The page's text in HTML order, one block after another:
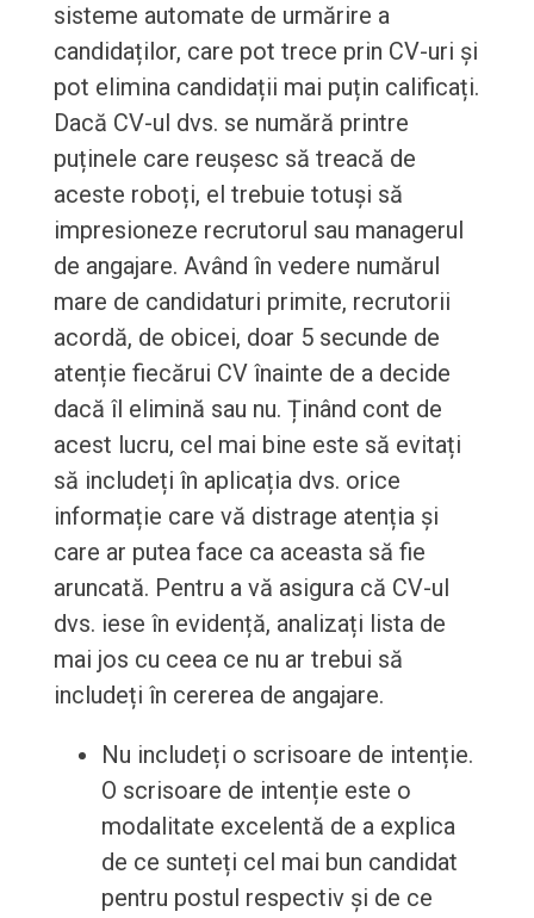
sisteme automate de urmărire a
candidaților, care pot trece prin CV-uri și
pot elimina candidații mai puțin calificați.
Dacă CV-ul dvs. se numără printre
puținele care reușesc să treacă de
aceste roboți, el trebuie totuși să
impresioneze recrutorul sau managerul
de angajare. Având în vedere numărul
mare de candidaturi primite, recrutorii
acordă, de obicei, doar 5 secunde de
atenție fiecărui CV înainte de a decide
dacă îl elimină sau nu. Ținând cont de
acest lucru, cel mai bine este să evitați
să includeți în aplicația dvs. orice
informație care vă distrage atenția și
care ar putea face ca aceasta să fie
aruncată. Pentru a vă asigura că CV-ul
dvs. iese în evidență, analizați lista de
mai jos cu ceea ce nu ar trebui să
includeți în cererea de angajare.
Nu includeți o scrisoare de intenție.
O scrisoare de intenție este o
modalitate excelentă de a explica
de ce sunteți cel mai bun candidat
pentru postul respectiv și de ce